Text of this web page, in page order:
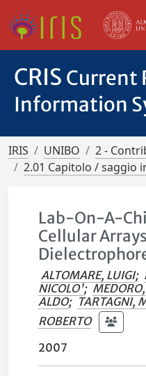
CRIS Current
Information
IRIS UNIBO
2 -
2.01 Capitolo / saggio
Lab-On-A-
Cellular
ALTOMARE, LUIGI;
NICOLO';
ALDO; TARTAGNI,
ROBERTO
2007